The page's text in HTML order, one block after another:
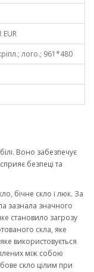
EUR
лого.; 961*480
Воно забезпечує
безпеці та
бічне скло і люк. За
зазнала значного
становило загрозу
скла, яке
використовується
між собою
скло цілим при